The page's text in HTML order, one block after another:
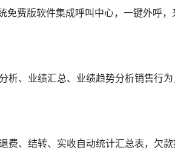
免费版软件集成呼叫中心，一键外呼，
析、业绩汇总、业绩趋势分析销售行
费、结转、实收自动统计汇总表，欠